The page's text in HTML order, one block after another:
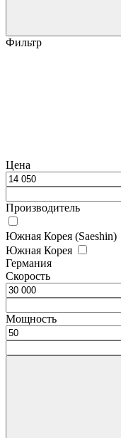
Фильтр
Цена
Производитель
Южная Корея (Saeshin)
Южная Корея
Германия
Скорость
Мощность